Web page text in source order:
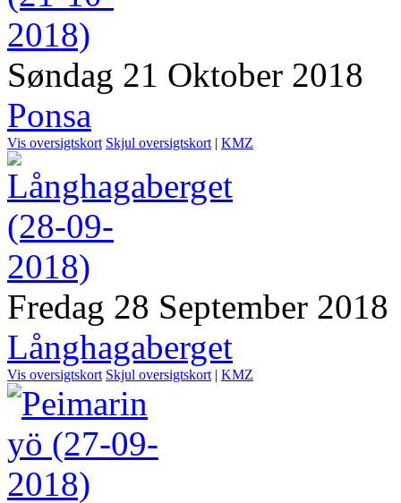
Søndag 21 Oktober 2018
Ponsa
Vis oversigtskort Skjul oversigtskort | KMZ
Fredag 28 September 2018
Långhagaberget
Vis oversigtskort Skjul oversigtskort | KMZ